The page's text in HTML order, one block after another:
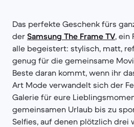
Das perfekte Geschenk fürs
der Samsung The Frame TV, ein
alle begeistert: stylisch, matt,
genug für die gemeinsame
Beste daran kommt, wenn ihr
Art Mode verwandelt sich der
Galerie für eure
gemeinsamen Urlaub bis zu
Selfies, auf denen plötzlich drei